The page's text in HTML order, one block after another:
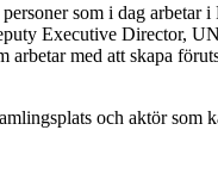
som i dag arbetar
Executive Director,
med att skapa
och aktör som